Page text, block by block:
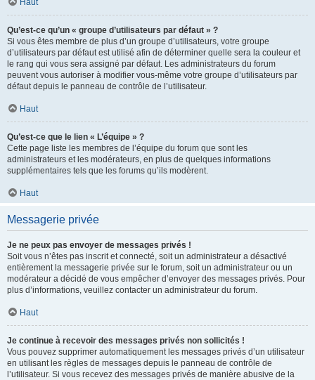
Haut
Qu’est-ce qu’un « groupe d’utilisateurs par défaut » ?
Si vous êtes membre de plus d’un groupe d’utilisateurs, votre groupe
d’utilisateurs par défaut est utilisé afin de déterminer quelle sera la couleur et
le rang qui vous sera assigné par défaut. Les administrateurs du forum
peuvent vous autoriser à modifier vous-même votre groupe d’utilisateurs par
défaut depuis le panneau de contrôle de l’utilisateur.
Haut
Qu’est-ce que le lien « L’équipe » ?
Cette page liste les membres de l’équipe du forum que sont les
administrateurs et les modérateurs, en plus de quelques informations
supplémentaires tels que les forums qu’ils modèrent.
Haut
Messagerie privée
Je ne peux pas envoyer de messages privés !
Soit vous n’êtes pas inscrit et connecté, soit un administrateur a désactivé
entièrement la messagerie privée sur le forum, soit un administrateur ou un
modérateur a décidé de vous empêcher d’envoyer des messages privés. Pour
plus d’informations, veuillez contacter un administrateur du forum.
Haut
Je continue à recevoir des messages privés non sollicités !
Vous pouvez supprimer automatiquement les messages privés d’un utilisateur
en utilisant les règles de messages depuis le panneau de contrôle de
l’utilisateur. Si vous recevez des messages privés de manière abusive de la